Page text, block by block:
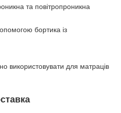
та повітропроникна
бортика із
використовувати для матраців